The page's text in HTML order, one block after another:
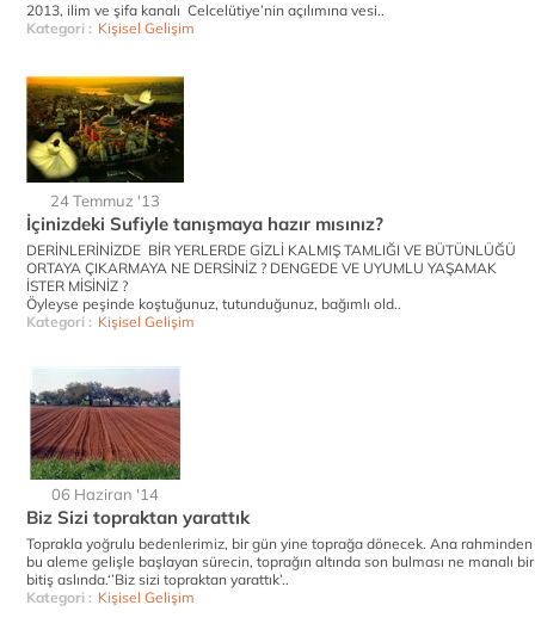
2013, ilim ve şifa kanalı Celcelütiye’nin açılımına vesi..
Kategori : Kişisel Gelişim
24 Temmuz '13
İçinizdeki Sufiyle tanışmaya hazır mısınız?
DERİNLERİNİZDE BİR YERLERDE GİZLİ KALMIŞ TAMLIĞI VE BÜTÜNLÜĞÜ
ORTAYA ÇIKARMAYA NE DERSİNİZ ? DENGEDE VE UYUMLU YAŞAMAK
İSTER MİSİNİZ ?
Öyleyse peşinde koştuğunuz, tutunduğunuz, bağımlı old..
Kategori : Kişisel Gelişim
06 Haziran '14
Biz Sizi topraktan yarattık
Toprakla yoğrulu bedenlerimiz, bir gün yine toprağa dönecek. Ana rahminden
bu aleme gelişle başlayan sürecin, toprağın altında son bulması ne manalı bir
bitiş aslında.‘’Biz sizi topraktan yarattık’..
Kategori : Kişisel Gelişim